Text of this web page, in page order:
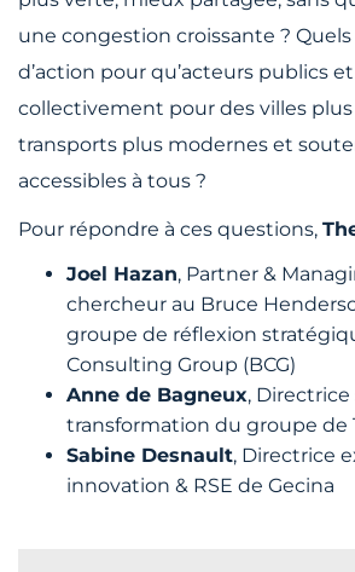
une congestion croissante ?
d’action pour qu’acteurs publics
collectivement pour des villes
transports plus modernes et
accessibles à tous ?
Pour répondre à ces questions,
Joel Hazan, Partner &
chercheur au Bruce
groupe de réflexion
Consulting Group (BCG)
Anne de Bagneux,
transformation du groupe de
Sabine Desnault, Directrice
innovation & RSE de Gecina